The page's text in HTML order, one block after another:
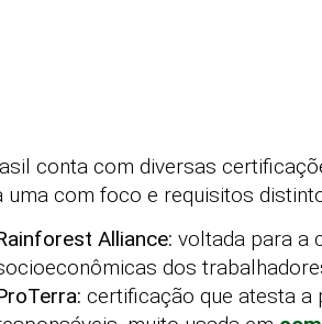
conta com diversas
uma com foco e requisitos
Alliance: voltada para a
dos
certificação que atesta